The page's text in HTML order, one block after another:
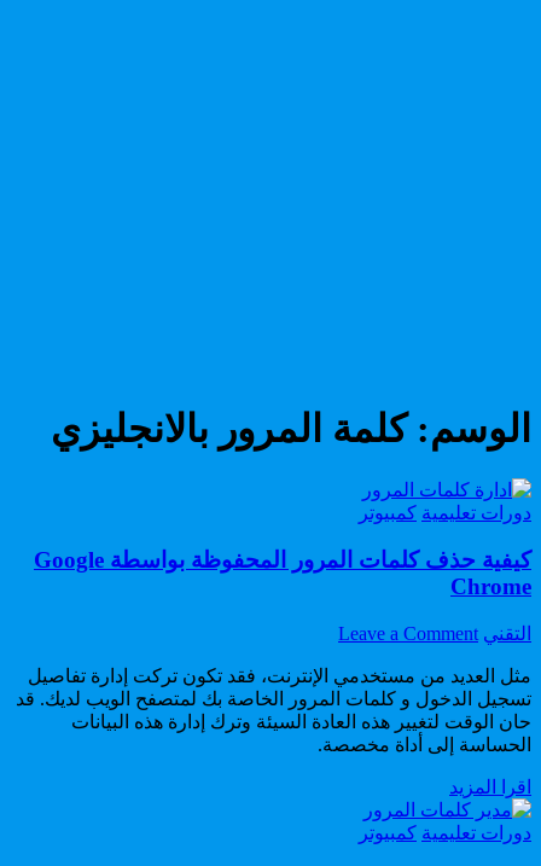
الوسم:كلمة المرور بالانجليزي
Posted
دورات تعليمية كمبيوتر
كيفية حذف كلمات المرور المحفوظة بواسطة Google
Chrome
Author:
التقني Leave a Comment
on
حذف
كلمات
المرور
المحفوظة
مثل العديد من مستخدمي الإنترنت، فقد تكون تركت إدارة تفاصيل
تسجيل الدخول و كلمات المرور الخاصة بك لمتصفح الويب لديك. قد
حان الوقت لتغيير هذه العادة السيئة وترك إدارة هذه البيانات
الحساسة إلى أداة مخصصة.
اقرا المزيد
حذف
كلمات
Posted
دورات تعليمية كمبيوتر